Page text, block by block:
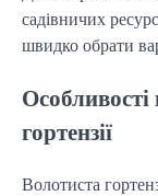
садівничих
швидко обрати
Особливості
гортензії
Волотиста